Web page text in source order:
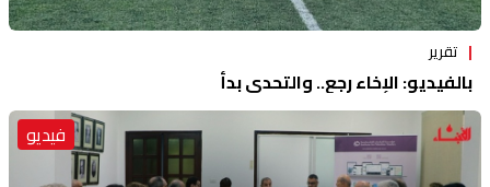
تقرير
بالفيديو: الإخاء رجع.. والتحدي بدأ
فيديو